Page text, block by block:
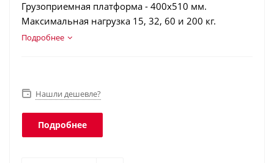
Грузоприемная платформа - 400х510 мм.
Максимальная нагрузка 15, 32, 60 и 200 кг.
Двухсторонняя торговая индикация.
Подробнее
Нашли дешевле?
Подробнее